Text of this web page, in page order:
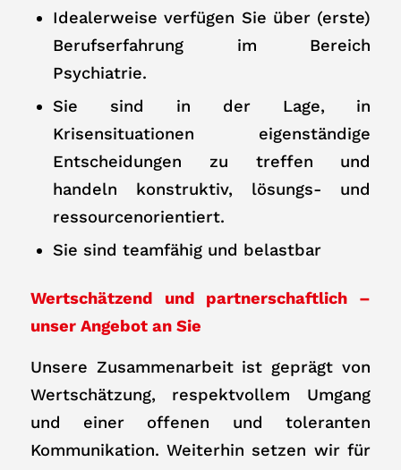
Idealerweise verfügen Sie über (erste)
Berufserfahrung im Bereich
Psychiatrie.
Sie sind in der Lage, in
Krisensituationen eigenständige
Entscheidungen zu treffen und
handeln konstruktiv, lösungs- und
ressourcenorientiert.
Sie sind teamfähig und belastbar
Wertschätzend und partnerschaftlich –
unser Angebot an Sie
Unsere Zusammenarbeit ist geprägt von
Wertschätzung, respektvollem Umgang
und einer offenen und toleranten
Kommunikation. Weiterhin setzen wir für